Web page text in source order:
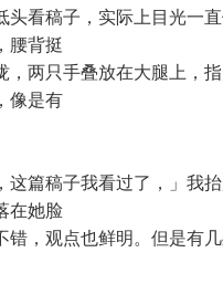
看稿子，实际上目光一直
腰背挺
，两只手叠放在大腿上，
像是有
篇稿子我看过了，」我抬
在她脸
错，观点也鲜明。但是有